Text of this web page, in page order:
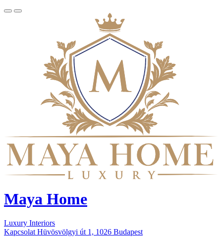
Maya Home
Luxury Interiors
Kapcsolat Hüvösvölgyi út 1, 1026 Budapest